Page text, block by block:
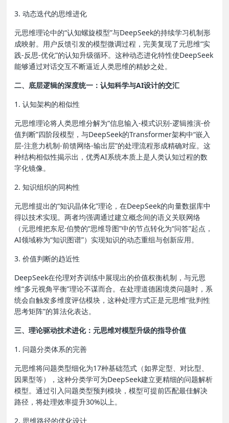
3. 动态迭代的思维进化
元思维理论中的“认知螺旋模型”与DeepSeek的持续学习机制形
成映射。用户反馈引发的模型微调过程，完美复现了元思维“实
践-反思-优化”的认知升级循环。这种动态进化特性使DeepSeek
能够通过对话交互不断逼近人类思维的精妙之处。
二、底层逻辑的深度统一：认知科学与AI设计的交汇
1. 认知架构的相似性
元思维理论将人类思维分解为“信息输入-模式识别-逻辑推演-价
值判断”四阶段模型，与DeepSeek的Transformer架构中“嵌入
层-注意力机制-前馈网络-输出层”的处理流程形成精确对应。这
种结构相似性揭示出，优秀AI系统本质上是人类认知过程的数
字化镜像。
2. 知识组织的同构性
元思维提出的“知识晶体化”理论，在DeepSeek的向量数据库中
得以技术实现。两者均强调通过建立概念间的语义关联网络
（元思维把东尼·伯赞的“思维导图”中的节点转化为“问答”起点，
AI领域称为“知识图谱”）实现知识的动态重组与创新应用。
3. 价值判断的趋近性
DeepSeek在伦理对齐训练中展现出的价值权衡机制，与元思
维“多元视角平衡”理论不谋而合。在处理道德困境类问题时，系
统会自触发多维度评估模块，这种处理方式正是元思维“批判性
思考矩阵”的算法化表达。
三、理论驱动技术进化：元思维对模型升级的指导价值
1. 问题分类体系的完善
元思维将问题类型细化为17种基础范式（如界定型、对比型、
因果型等），这种分类学可为DeepSeek建立更精细的问题解析
模型。通过引入问题类型预判模块，模型可提前匹配最佳解决
路径，将处理效率提升30%以上。
2. 思维路径的优化设计